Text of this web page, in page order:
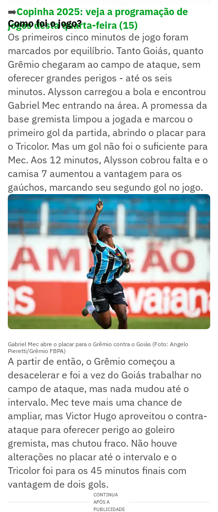
➡️Copinha 2025: veja a programação de
jogos desta quarta-feira (15)
Como foi o jogo?
Os primeiros cinco minutos de jogo foram
marcados por equilíbrio. Tanto Goiás, quanto
Grêmio chegaram ao campo de ataque, sem
oferecer grandes perigos - até os seis
minutos. Alysson carregou a bola e encontrou
Gabriel Mec entrando na área. A promessa da
base gremista limpou a jogada e marcou o
primeiro gol da partida, abrindo o placar para
o Tricolor. Mas um gol não foi o suficiente para
Mec. Aos 12 minutos, Alysson cobrou falta e o
camisa 7 aumentou a vantagem para os
gaúchos, marcando seu segundo gol no jogo.
Gabriel Mec abre o placar para o Grêmio contra o Goiás (Foto: Angelo
Pieretti/Grêmio FBPA)
A partir de então, o Grêmio começou a
desacelerar e foi a vez do Goiás trabalhar no
campo de ataque, mas nada mudou até o
intervalo. Mec teve mais uma chance de
ampliar, mas Victor Hugo aproveitou o contra-
ataque para oferecer perigo ao goleiro
gremista, mas chutou fraco. Não houve
alterações no placar até o intervalo e o
Tricolor foi para os 45 minutos finais com
vantagem de dois gols.
CONTINUA
APÓS A
PUBLICIDADE